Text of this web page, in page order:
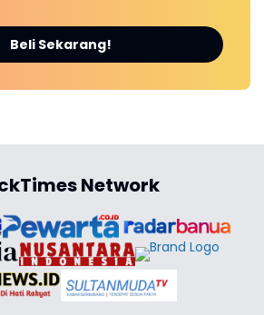
Beli Sekarang!
Network